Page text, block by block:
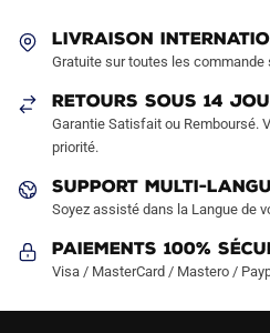
être
choisies
sur
page
produit
LIVRAISON
Gratuite sur toutes les commande
RETOURS SOUS 14
Garantie Satisfait ou Remboursé.
priorité.
SUPPORT MULTI-
Soyez assisté dans la Langue de
Paiements 100%
Visa / MasterCard / Mastero /